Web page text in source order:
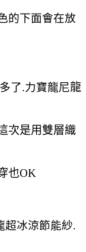
的下面會在放
了.力寶龍尼龍
次是用雙層織
也OK
超冰涼節能紗.